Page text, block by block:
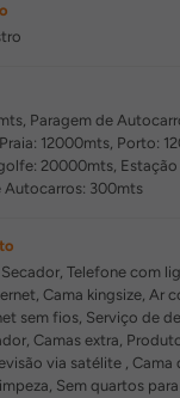
Paragem de
12000mts, Porto:
20000mts, Estação
300mts
Telefone com
Cama kingsize, Ar
sem fios, Serviço de
Camas extra,
via satélite ,
Sem quartos